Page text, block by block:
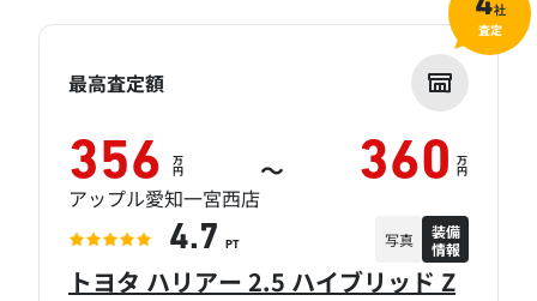
トヨタ ハリアー 2.5 ハイブリッド Z
最高査定額
356 万
円 ～ 360 万
円
アップル愛知一宮西店
4.7 PT 写真
装備
情報
社
査定